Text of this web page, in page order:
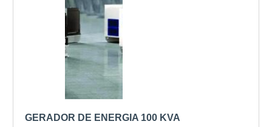
GERADOR DE ENERGIA 100 KVA